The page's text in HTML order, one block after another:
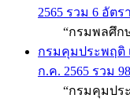
2565 รวม 6 อัตร
“กรมพลศึกษา
กรมคุมประพฤติ
ก.ค. 2565 รวม
“กรมคุมประพ